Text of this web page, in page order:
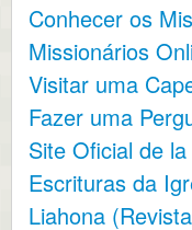
Conhecer os
Missionários
Visitar uma
Fazer uma
Site Oficial de
Escrituras da
Liahona